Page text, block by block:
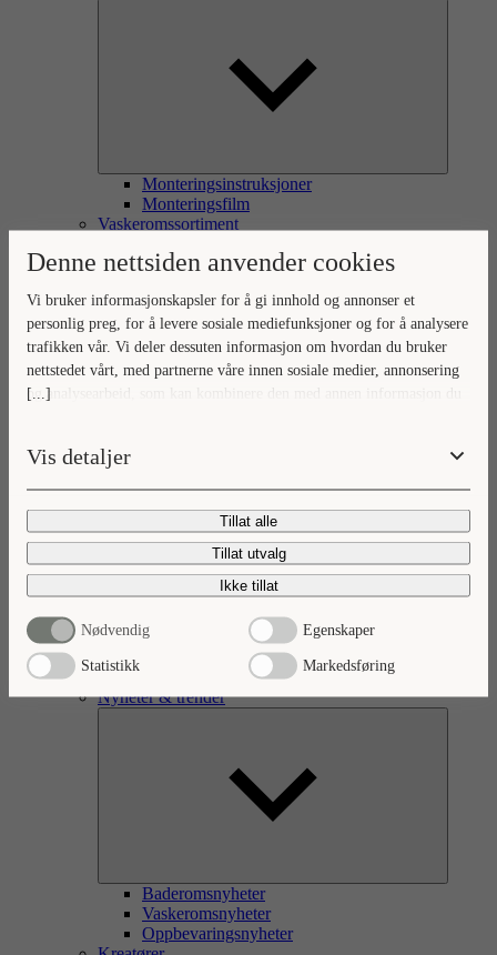
Denne nettsiden anvender cookies
[...]
Vi bruker informasjonskapsler for å gi innhold og annonser et
personlig preg, for å levere sosiale mediefunksjoner og for å analysere
trafikken vår. Vi deler dessuten informasjon om hvordan du bruker
nettstedet vårt, med partnerne våre innen sosiale medier, annonsering
og analysearbeid, som kan kombinere den med annen informasjon du
Vis detaljer
Tillat alle
Tillat utvalg
Ikke tillat
Nødvendig Egenskaper
Statistikk Markedsføring
Monteringsinstruksjoner
Monteringsfilm
Vaskeromssortiment
Inspirasjon
Nyheter & trender
Baderomsnyheter
Vaskeromsnyheter
Oppbevaringsnyheter